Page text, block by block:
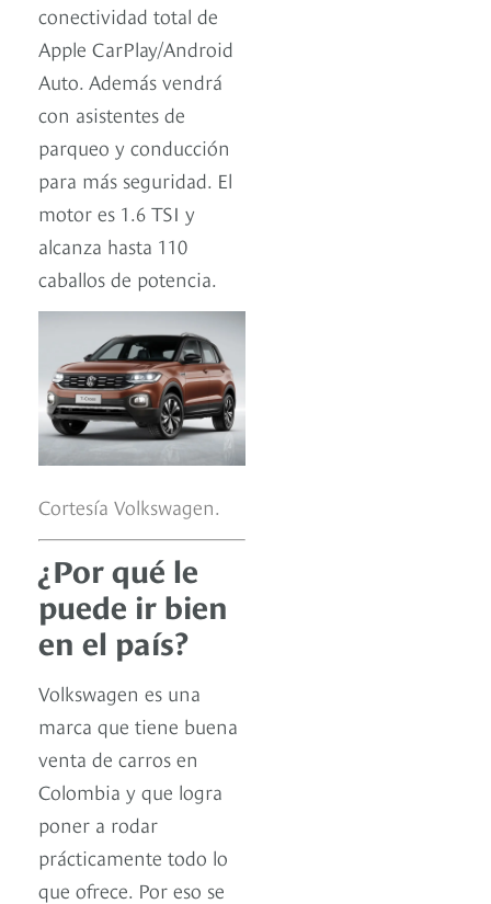
conectividad total de
Apple CarPlay/Android
Auto. Además vendrá
con asistentes de
parqueo y conducción
para más seguridad. El
motor es 1.6 TSI y
alcanza hasta 110
caballos de potencia.
Cortesía Volkswagen.
¿Por qué le
puede ir bien
en el país?
Volkswagen es una
marca que tiene buena
venta de carros en
Colombia y que logra
poner a rodar
prácticamente todo lo
que ofrece. Por eso se